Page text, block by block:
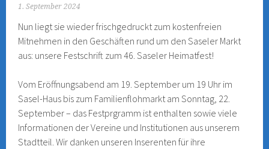
1. September 2024
Nun liegt sie wieder frischgedruckt zum kostenfreien
Mitnehmen in den Geschäften rund um den Saseler Markt
aus: unsere Festschrift zum 46. Saseler Heimatfest!
Vom Eröffnungsabend am 19. September um 19 Uhr im
Sasel-Haus bis zum Familienflohmarkt am Sonntag, 22.
September – das Festprgramm ist enthalten sowie viele
Informationen der Vereine und Institutionen aus unserem
Stadtteil. Wir danken unseren Inserenten für ihre